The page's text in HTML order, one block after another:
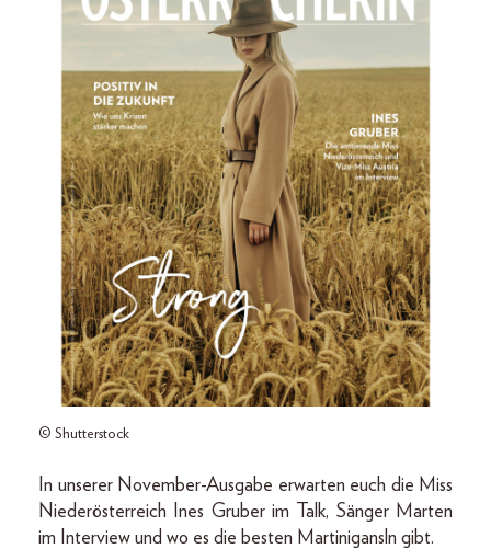
© Shutterstock
In unserer November-Ausgabe erwarten euch die Miss
Niederösterreich Ines Gruber im Talk, Sänger Marten
im Interview und wo es die besten Martinigansln gibt.